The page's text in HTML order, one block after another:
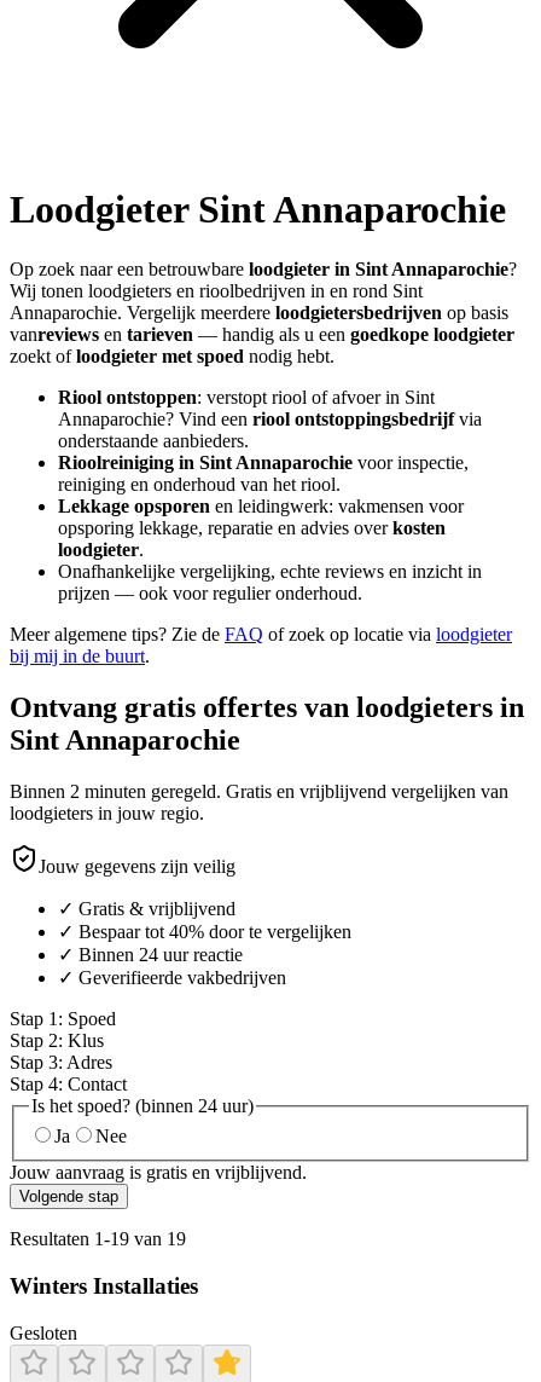
Loodgieter Sint Annaparochie
Op zoek naar een betrouwbare loodgieter in Sint Annaparochie?
Wij tonen loodgieters en rioolbedrijven in en rond Sint
Annaparochie. Vergelijk meerdere loodgietersbedrijven op basis
vanreviews en tarieven — handig als u een goedkope loodgieter
zoekt ofloodgieter met spoed nodig hebt.
Riool ontstoppen: verstopt riool of afvoer in Sint
Annaparochie? Vind een riool ontstoppingsbedrijfvia
onderstaande aanbieders.
Rioolreiniging in Sint Annaparochie voor inspectie,
reiniging en onderhoud van het riool.
Lekkage opsporen en leidingwerk: vakmensen voor
opsporing lekkage, reparatie en advies overkosten
loodgieter.
Onafhankelijke vergelijking, echte reviews en inzicht in
prijzen — ook voor regulier onderhoud.
Meer algemene tips? Zie de FAQ of zoek op locatie via loodgieter
bij mij in de buurt.
Ontvang gratis offertes van loodgieters in
Sint Annaparochie
Binnen 2 minuten geregeld. Gratis en vrijblijvend vergelijken van
loodgieters in jouw regio.
Jouw gegevens zijn veilig
✓ Gratis & vrijblijvend
✓ Bespaar tot 40% door te vergelijken
✓ Binnen 24 uur reactie
✓ Geverifieerde vakbedrijven
Stap 1 : Spoed
Stap 2: Klus
Stap 3: Adres
Stap 4: Contact
Is het spoed? (binnen 24 uur)
Ja
Nee
Jouw aanvraag is gratis en vrijblijvend.
Volgende stap
Resultaten 1-19 van 19
Winters Installaties
Gesloten